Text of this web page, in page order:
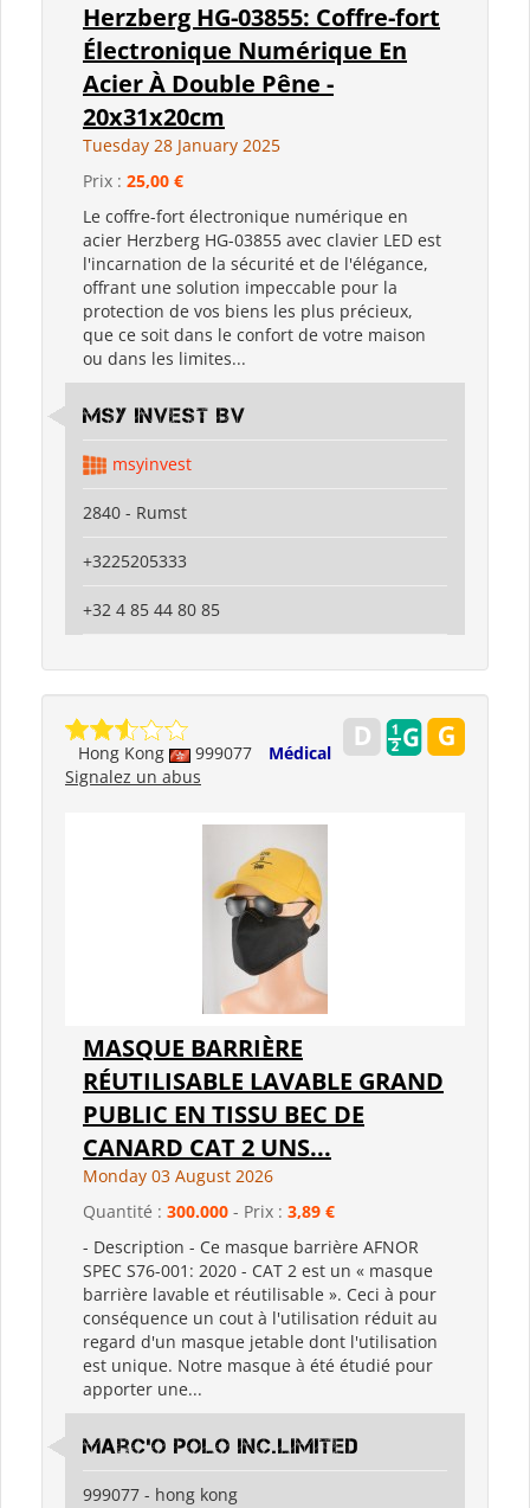
Herzberg HG-03855: Coffre-fort
Électronique Numérique En
Acier À Double Pêne -
20x31x20cm
Tuesday 28 January 2025
Prix : 25,00 €
Le coffre-fort électronique numérique en
acier Herzberg HG-03855 avec clavier LED est
l'incarnation de la sécurité et de l'élégance,
offrant une solution impeccable pour la
protection de vos biens les plus précieux,
que ce soit dans le confort de votre maison
ou dans les limites...
MSY Invest BV
msyinvest
2840 - Rumst
+3225205333
+32 4 85 44 80 85
Hong Kong 999077
Médical
Signalez un abus
MASQUE BARRIÈRE
RÉUTILISABLE LAVABLE GRAND
PUBLIC EN TISSU BEC DE
CANARD CAT 2 UNS...
Monday 03 August 2026
Quantité : 300.000 - Prix : 3,89 €
- Description - Ce masque barrière AFNOR
SPEC S76-001: 2020 - CAT 2 est un « masque
barrière lavable et réutilisable ». Ceci à pour
conséquence un cout à l'utilisation réduit au
regard d'un masque jetable dont l'utilisation
est unique. Notre masque à été étudié pour
apporter une...
Marc'O Polo Inc.Limited
999077 - hong kong